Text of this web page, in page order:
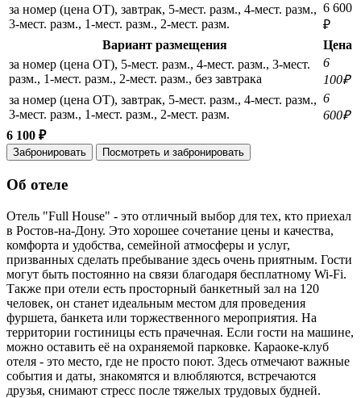
за номер (цена ОТ), завтрак, 5-мест. разм., 4-мест. разм.,
3-мест. разм., 1-мест. разм., 2-мест. разм.
6 600
₽
Вариант размещения
Цена
за номер (цена ОТ), 5-мест. разм., 4-мест. разм., 3-мест.
разм., 1-мест. разм., 2-мест. разм., без завтрака
6
100₽
за номер (цена ОТ), завтрак, 5-мест. разм., 4-мест. разм.,
3-мест. разм., 1-мест. разм., 2-мест. разм.
6
600₽
6 100 ₽
Забронировать Посмотреть и забронировать
Об отеле
Отель "Full House" - это отличный выбор для тех, кто приехал
в Ростов-на-Дону. Это хорошее сочетание цены и качества,
комфорта и удобства, семейной атмосферы и услуг,
призванных сделать пребывание здесь очень приятным. Гости
могут быть постоянно на связи благодаря бесплатному Wi-Fi.
Также при отели есть просторный банкетный зал на 120
человек, он станет идеальным местом для проведения
фуршета, банкета или торжественного мероприятия. На
территории гостиницы есть прачечная. Если гости на машине,
можно оставить её на охраняемой парковке. Караоке-клуб
отеля - это место, где не просто поют. Здесь отмечают важные
события и даты, знакомятся и влюбляются, встречаются
друзья, снимают стресс после тяжелых трудовых будней.